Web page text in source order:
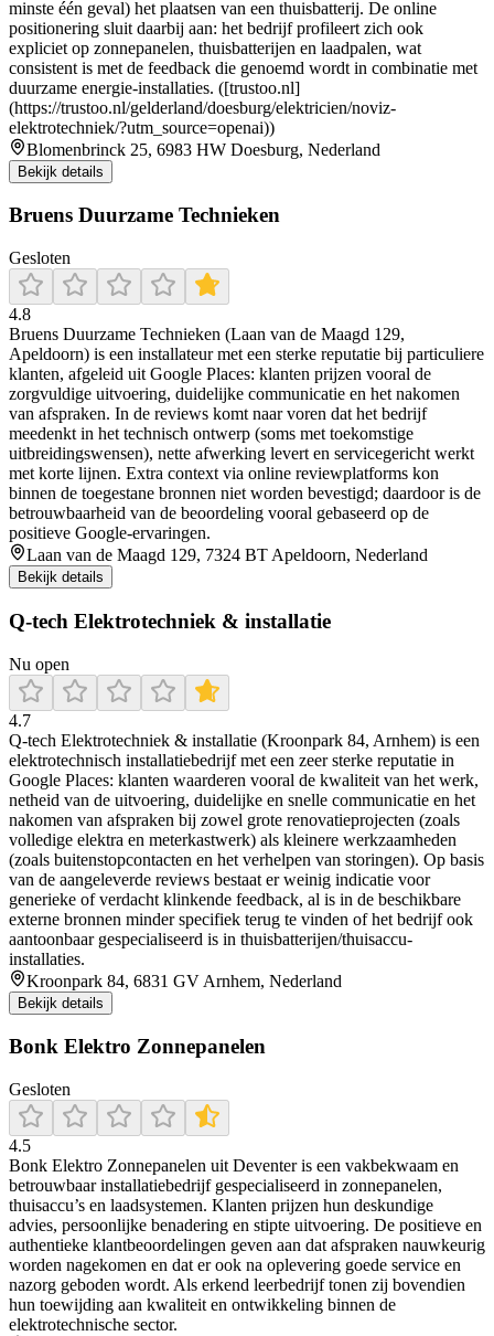
minste één geval) het plaatsen van een thuisbatterij. De online
positionering sluit daarbij aan: het bedrijf profileert zich ook
expliciet op zonnepanelen, thuisbatterijen en laadpalen, wat
consistent is met de feedback die genoemd wordt in combinatie met
duurzame energie-installaties. ([trustoo.nl]
(https://trustoo.nl/gelderland/doesburg/elektricien/noviz-
elektrotechniek/?utm_source=openai))
Blomenbrinck 25, 6983 HW Doesburg, Nederland
Bekijk details
Bruens Duurzame Technieken
Gesloten
4.8
Bruens Duurzame Technieken (Laan van de Maagd 129,
Apeldoorn) is een installateur met een sterke reputatie bij particuliere
klanten, afgeleid uit Google Places: klanten prijzen vooral de
zorgvuldige uitvoering, duidelijke communicatie en het nakomen
van afspraken. In de reviews komt naar voren dat het bedrijf
meedenkt in het technisch ontwerp (soms met toekomstige
uitbreidingswensen), nette afwerking levert en servicegericht werkt
met korte lijnen. Extra context via online reviewplatforms kon
binnen de toegestane bronnen niet worden bevestigd; daardoor is de
betrouwbaarheid van de beoordeling vooral gebaseerd op de
positieve Google-ervaringen.
Laan van de Maagd 129, 7324 BT Apeldoorn, Nederland
Bekijk details
Q-tech Elektrotechniek & installatie
Nu open
4.7
Q-tech Elektrotechniek & installatie (Kroonpark 84, Arnhem) is een
elektrotechnisch installatiebedrijf met een zeer sterke reputatie in
Google Places: klanten waarderen vooral de kwaliteit van het werk,
netheid van de uitvoering, duidelijke en snelle communicatie en het
nakomen van afspraken bij zowel grote renovatieprojecten (zoals
volledige elektra en meterkastwerk) als kleinere werkzaamheden
(zoals buitenstopcontacten en het verhelpen van storingen). Op basis
van de aangeleverde reviews bestaat er weinig indicatie voor
generieke of verdacht klinkende feedback, al is in de beschikbare
externe bronnen minder specifiek terug te vinden of het bedrijf ook
aantoonbaar gespecialiseerd is in thuisbatterijen/thuisaccu-
installaties.
Kroonpark 84, 6831 GV Arnhem, Nederland
Bekijk details
Bonk Elektro Zonnepanelen
Gesloten
4.5
Bonk Elektro Zonnepanelen uit Deventer is een vakbekwaam en
betrouwbaar installatiebedrijf gespecialiseerd in zonnepanelen,
thuisaccu’s en laadsystemen. Klanten prijzen hun deskundige
advies, persoonlijke benadering en stipte uitvoering. De positieve en
authentieke klantbeoordelingen geven aan dat afspraken nauwkeurig
worden nagekomen en dat er ook na oplevering goede service en
nazorg geboden wordt. Als erkend leerbedrijf tonen zij bovendien
hun toewijding aan kwaliteit en ontwikkeling binnen de
elektrotechnische sector.